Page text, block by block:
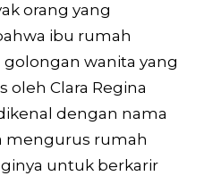
orang yang
ibu rumah
wanita yang
oleh Clara Regina
dengan nama
mengurus rumah
untuk berkarir